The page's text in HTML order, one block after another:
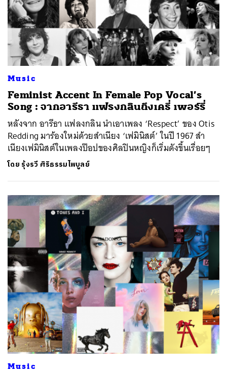
Music
Feminist Accent In Female Pop Vocal’s
Song : จากอารีธา แฟรงกลินถึงเคธี่ เพอร์รี่
หลังจาก อารีธา แฟลงกลิน นำเอาเพลง ‘Respect’ ของ Otis
Redding มาร้องใหม่ด้วยสำเนียง ‘เฟมินิสต์’ ในปี 1967 สำ
เนียงเฟมินิสต์ในเพลงป๊อปของศิลปินหญิงก็เริ่มดังขึ้นเรื่อยๆ
โดย รุ้งรวี ศิริธรรมไพบูลย์
Music
ค้นหา